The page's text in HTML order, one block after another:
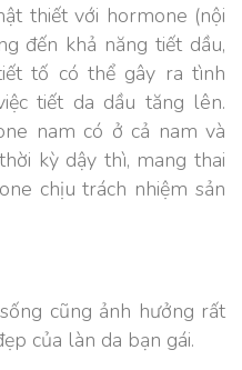
thiết với hormone (nội
đến khả năng tiết dầu,
tố có thể gây ra tình
tiết da dầu tăng lên.
nam có ở cả nam và
kỳ dậy thì, mang thai
chịu trách nhiệm sản
cũng ảnh hưởng rất
của làn da bạn gái.